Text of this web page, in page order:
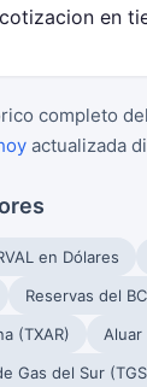
en
completo
actualizada
en Dólares
Reservas del
(TXAR)
Aluar
Gas del Sur